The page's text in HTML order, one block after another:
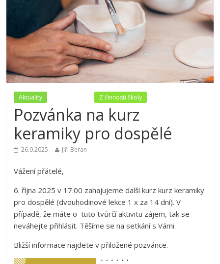
Aktuality Z činnosti školy
Pozvánka na kurz
keramiky pro dospělé
26.9.2025 Jiří Beran
Vážení přátelé,
6. října 2025 v 17.00 zahajujeme další kurz kurz keramiky
pro dospělé (dvouhodinové lekce 1 x za 14 dní). V
případě, že máte o tuto tvůrčí aktivitu zájem, tak se
neváhejte přihlásit. Těšíme se na setkání s Vámi.
Bližší informace najdete v přiložené pozvánce.